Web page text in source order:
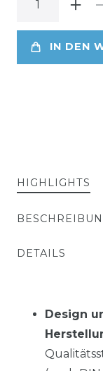
IN DEN
HIGHLIGHTS
DETAILS
Design